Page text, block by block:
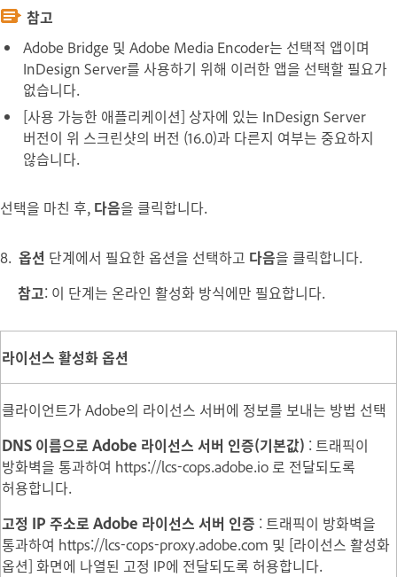
참고
Adobe Bridge 및 Adobe Media Encoder는 선택적 앱이며
InDesign Server를 사용하기 위해 이러한 앱을 선택할 필요가
없습니다.
[사용 가능한 애플리케이션] 상자에 있는 InDesign Server
버전이 위 스크린샷의 버전 (16.0)과 다른지 여부는 중요하지
않습니다.
선택을 마친 후, 다음을 클릭합니다.
8. 옵션 단계에서 필요한 옵션을 선택하고 다음을 클릭합니다.
참고: 이 단계는 온라인 활성화 방식에만 필요합니다.
라이선스 활성화 옵션
클라이언트가 Adobe의 라이선스 서버에 정보를 보내는 방법 선택
DNS 이름으로 Adobe 라이선스 서버 인증(기본값) : 트래픽이
방화벽을 통과하여 https://lcs-cops.adobe.io 로 전달되도록
허용합니다.
고정 IP 주소로 Adobe 라이선스 서버 인증 : 트래픽이 방화벽을
통과하여 https://lcs-cops-proxy.adobe.com 및 [라이선스 활성화
옵션] 화면에 나열된 고정 IP에 전달되도록 허용합니다.